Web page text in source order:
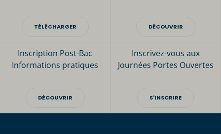
TÉLÉCHARGER DÉCOUVRIR
Inscription Post-Bac
Informations pratiques
DÉCOUVRIR
Inscrivez-vous aux
Journées Portes Ouvertes
S'INSCRIRE